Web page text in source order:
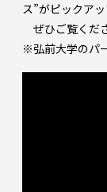
ス”がピックアッ
ぜひご覧くだ
※弘前大学のパ